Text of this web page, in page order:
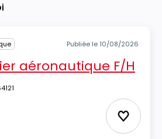
Publiée le 10/08/2026
aéronautique F/H
Ajouter